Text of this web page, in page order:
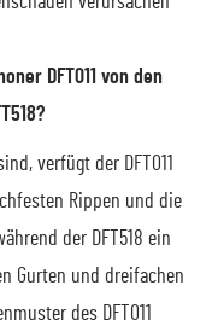
DFT011 von den
verfügt der DFT011
Rippen und die
der DFT518 ein
Gurten und dreifachen
des DFT011